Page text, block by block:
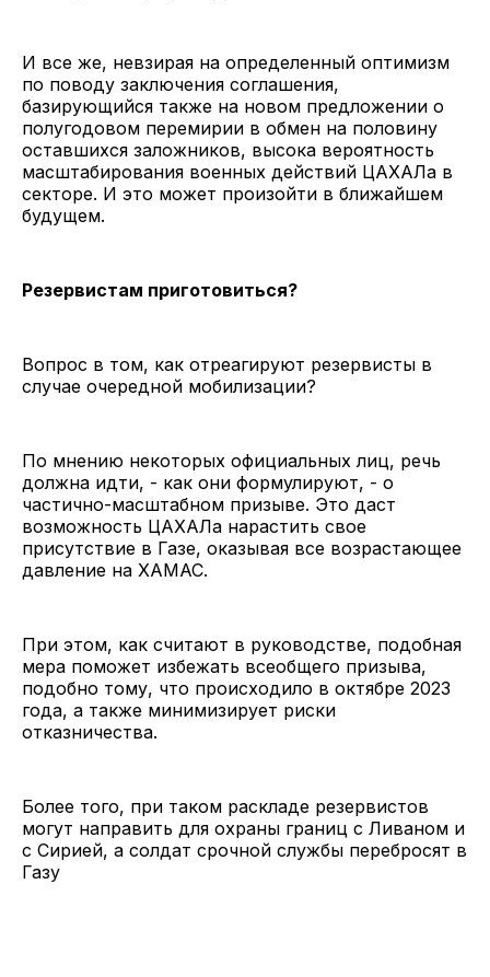
И все же, невзирая на определенный оптимизм
по поводу заключения соглашения,
базирующийся также на новом предложении о
полугодовом перемирии в обмен на половину
оставшихся заложников, высока вероятность
масштабирования военных действий ЦАХАЛа в
секторе. И это может произойти в ближайшем
будущем.
Резервистам приготовиться?
Вопрос в том, как отреагируют резервисты в
случае очередной мобилизации?
По мнению некоторых официальных лиц, речь
должна идти, - как они формулируют, - о
частично-масштабном призыве. Это даст
возможность ЦАХАЛа нарастить свое
присутствие в Газе, оказывая все возрастающее
давление на ХАМАС.
При этом, как считают в руководстве, подобная
мера поможет избежать всеобщего призыва,
подобно тому, что происходило в октябре 2023
года, а также минимизирует риски
отказничества.
Более того, при таком раскладе резервистов
могут направить для охраны границ с Ливаном и
с Сирией, а солдат срочной службы перебросят в
Газу